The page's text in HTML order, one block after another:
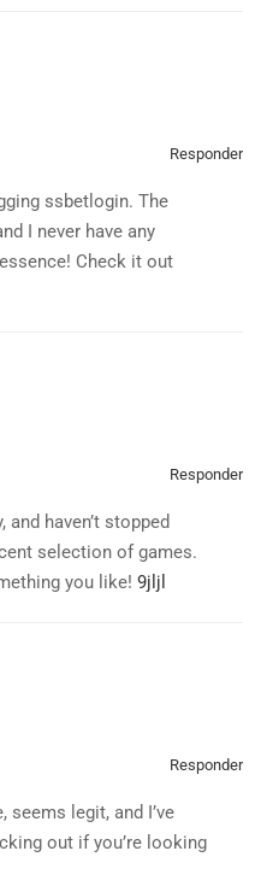
Responder
ssbetlogin. The
I never have any
Check it out
Responder
haven’t stopped
selection of games.
you like! 9jljl
Responder
seems legit, and I’ve
out if you’re looking